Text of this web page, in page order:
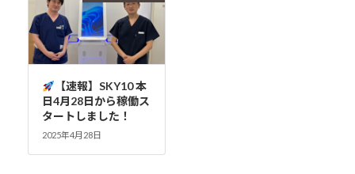
【速報】SKY10 本
日4月28日から稼働ス
タートしました！
2025年4月28日